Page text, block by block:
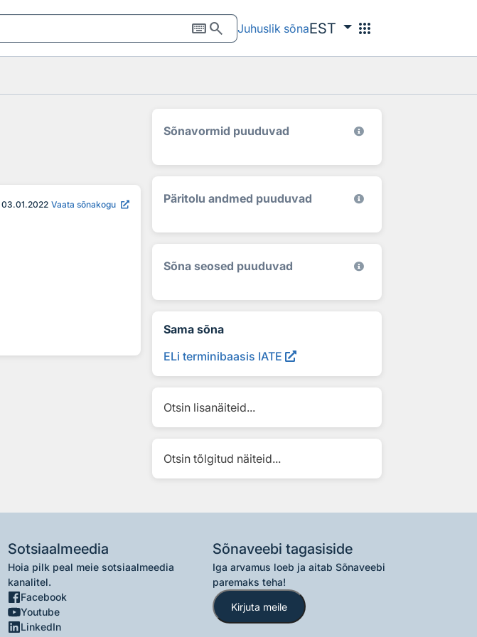
keyboardsearch Juhuslik sõnaEST apps
03.01.2022 Vaata sõnakogu
Sõnavormid puuduvad
Päritolu andmed puuduvad
Sõna seosed puuduvad
Sama sõna
ELi terminibaasis IATE
Otsin lisanäiteid...
Otsin tõlgitud näiteid...
Sotsiaalmeedia
Hoia pilk peal meie sotsiaalmeedia
kanalitel.
Facebook
Youtube
LinkedIn
Sõnaveebi tagasiside
Iga arvamus loeb ja aitab Sõnaveebi
paremaks teha!
Kirjuta meile